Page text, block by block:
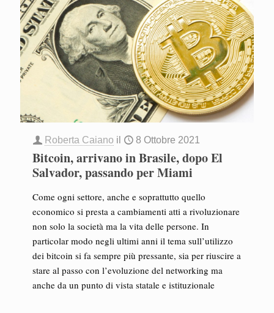
Roberta Caiano il 8 Ottobre 2021
Bitcoin, arrivano in Brasile, dopo El
Salvador, passando per Miami
Come ogni settore, anche e soprattutto quello
economico si presta a cambiamenti atti a rivoluzionare
non solo la società ma la vita delle persone. In
particolar modo negli ultimi anni il tema sull’utilizzo
dei bitcoin si fa sempre più pressante, sia per riuscire a
stare al passo con l’evoluzione del networking ma
anche da un punto di vista statale e istituzionale